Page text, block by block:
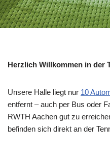
Herzlich Willkommen in der
Unsere Halle liegt nur 10
entfernt – auch per Bus oder
RWTH Aachen gut zu
befinden sich direkt an der